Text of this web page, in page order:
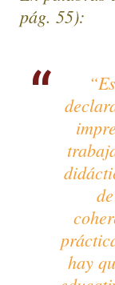
pág. 55):
hay